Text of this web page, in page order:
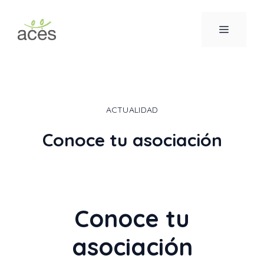
contenido
MENÚ
ACTUALIDAD
Conoce tu asociación
Conoce tu
asociación